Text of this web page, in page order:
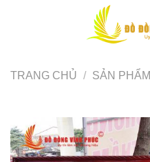
TRANG CHỦ / SẢN PHẨM